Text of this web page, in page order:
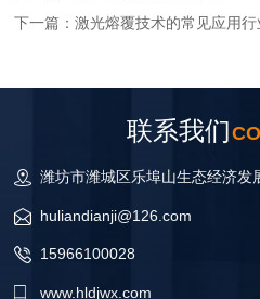
下一篇：激光熔覆技术的常见应用行
联系我们
潍坊市潍城区乐埠山生态经济发
huliandianji@126.com
15966100028
www.hldjwx.com